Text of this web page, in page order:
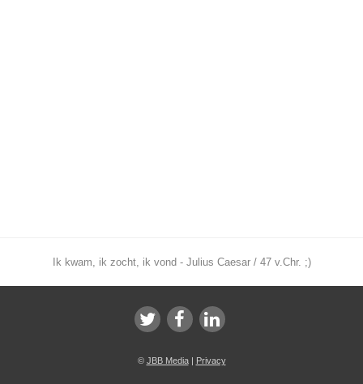
Ik kwam, ik zocht, ik vond - Julius Caesar / 47 v.Chr. ;)
© JBB Media| Privacy